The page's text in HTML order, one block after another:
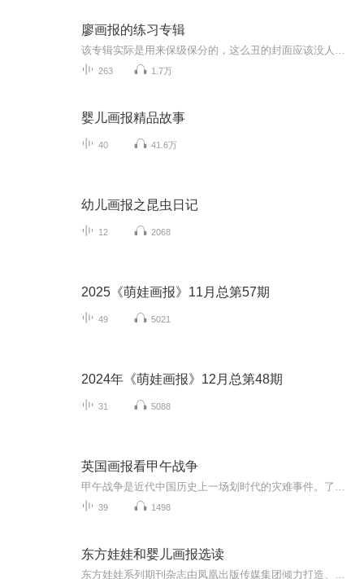
廖画报的练习专辑
263 1.7万
婴儿画报精品故事
40 41.6万
幼儿画报之昆虫日记
12 2068
2025《萌娃画报》11月总第57期
49 5021
2024年《萌娃画报》12月总第48期
31 5088
英国画报看甲午战争
39 1498
东方娃娃和婴儿画报选读